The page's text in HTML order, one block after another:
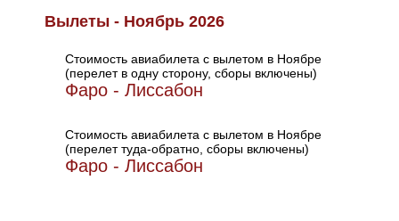
Вылеты - Ноябрь 2026
Стоимость авиабилета с вылетом в Ноябре
(перелет в одну сторону, сборы включены)
Фаро - Лиссабон
Стоимость авиабилета с вылетом в Ноябре
(перелет туда-обратно, сборы включены)
Фаро - Лиссабон